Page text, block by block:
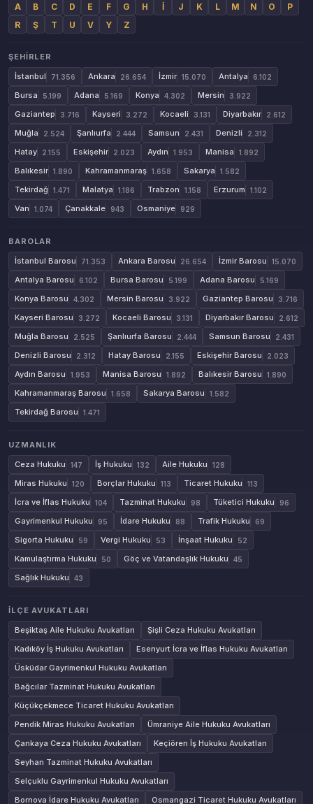
A B C D E F G H İ J K L M N O
P
R
Ş T U V Y Z
ŞEHIRLER
İstanbul
71.356 Ankara 26.654 İzmir 15.070 Antalya 6.102
Bursa 5.199 Adana 5.169 Konya 4.302 Mersin 3.922
Gaziantep 3.716 Kayseri 3.272 Kocaeli 3.131 Diyarbakır 2.612
Muğla 2.524 Şanlıurfa 2.444 Samsun 2.431 Denizli 2.312
Hatay 2.155 Eskişehir 2.023 Aydın 1.953 Manisa 1.892
Balıkesir 1.890 Kahramanmaraş 1.658 Sakarya 1.582
Tekirdağ 1.471 Malatya 1.186 Trabzon 1.158 Erzurum 1.102
Van 1.074 Çanakkale 943 Osmaniye 929
BAROLAR
İstanbul Barosu
71.353 Ankara Barosu 26.654 İzmir Barosu 15.070
Antalya Barosu 6.102 Bursa Barosu 5.199 Adana Barosu 5.169
Konya Barosu 4.302 Mersin Barosu 3.922 Gaziantep Barosu 3.716
Kayseri Barosu 3.272 Kocaeli Barosu 3.131 Diyarbakır Barosu 2.612
Muğla Barosu 2.525 Şanlıurfa Barosu 2.444 Samsun Barosu 2.431
Denizli Barosu 2.312 Hatay Barosu 2.155 Eskişehir Barosu 2.023
Aydın Barosu 1.953 Manisa Barosu 1.892 Balıkesir Barosu 1.890
Kahramanmaraş Barosu 1.658 Sakarya Barosu 1.582
Tekirdağ Barosu 1.471
UZMANLIK
Ceza Hukuku
147 İş Hukuku 132 Aile Hukuku 128
Miras Hukuku 120 Borçlar Hukuku 113 Ticaret Hukuku 113
İcra ve İflas Hukuku 104 Tazminat Hukuku 98 Tüketici Hukuku 96
Gayrimenkul Hukuku 95 İdare Hukuku 88 Trafik Hukuku 69
Sigorta Hukuku 59 Vergi Hukuku 53 İnşaat Hukuku 52
Kamulaştırma Hukuku 50 Göç ve Vatandaşlık Hukuku 45
Sağlık Hukuku 43
İLÇE AVUKATLARI
Beşiktaş Aile Hukuku Avukatları
Şişli Ceza Hukuku Avukatları
Kadıköy İş Hukuku Avukatları
Esenyurt İcra ve İflas Hukuku Avukatları
Üsküdar Gayrimenkul Hukuku Avukatları
Bağcılar Tazminat Hukuku Avukatları
Küçükçekmece Ticaret Hukuku Avukatları
Pendik Miras Hukuku Avukatları
Ümraniye Aile Hukuku Avukatları
Çankaya Ceza Hukuku Avukatları
Keçiören İş Hukuku Avukatları
Seyhan Tazminat Hukuku Avukatları
Selçuklu Gayrimenkul Hukuku Avukatları
Bornova İdare Hukuku Avukatları
Osmangazi Ticaret Hukuku Avukatları